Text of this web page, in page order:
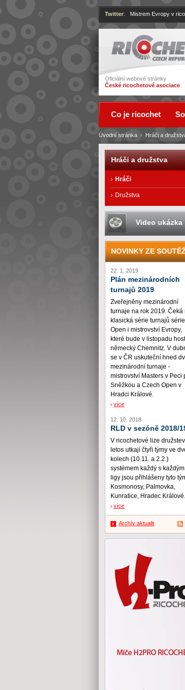
Ricochet
Oficiální webové stránky
České ricochetové asociace
Twitter: Mistrem Evropy v
Úvodní stránka › Hráči a
Co je ricochet
Hráči a družstva
Hráči
Družstva
Video ukázka
NOVINKY ZE
22. 1. 2019
Plán mezinárodních
turnajů 2019
Zveřejněny mezinárodní
turnaje na rok 2019. Čeká
klasická série turnajů série
Open i mistrovství Evropy,
které bude v listopadu
německý Chemnitz. V
se v ČR uskuteční hned
mezinárodní turnaje -
mistrovství Masters v Peci
Sněžkou a Czech Open v
Hradci Králové.
více
12. 10. 2018
RLD v sezóně 2018/
V ricochetové lize
letos utkají čtyři týmy ve
kolech (10.11. a 2.2.)
systémem každý s
ligy jsou přihlášeny tyto
Kosmonosy, Palmovka,
Kunratice, Hradec Králové.
více
Archív aktualit